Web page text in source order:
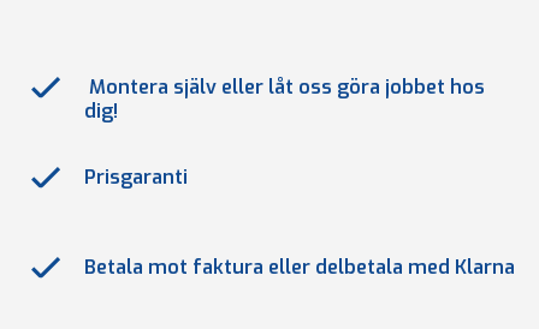
Montera själv eller låt oss göra jobbet hos
dig!
Prisgaranti
Betala mot faktura eller delbetala med Klarna